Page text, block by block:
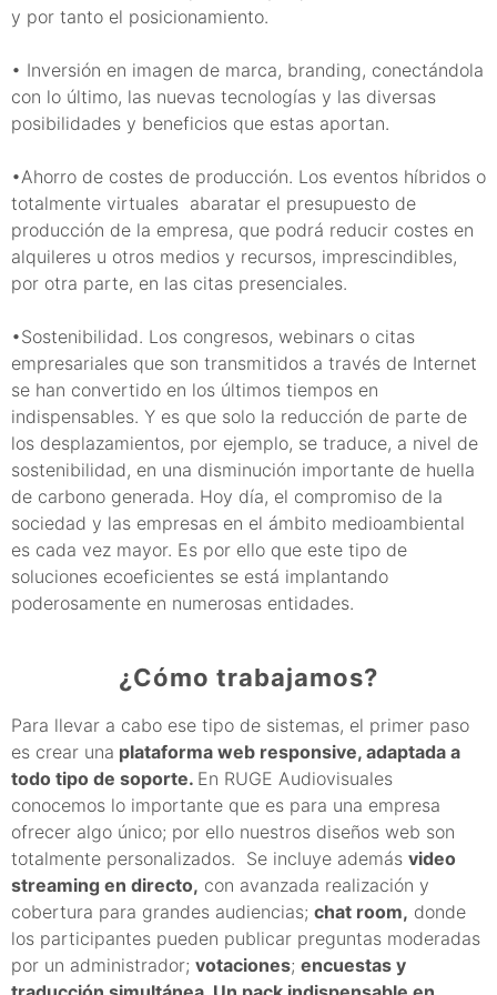
y por tanto el posicionamiento.
• Inversión en imagen de marca, branding, conectándola
con lo último, las nuevas tecnologías y las diversas
posibilidades y beneficios que estas aportan.
•Ahorro de costes de producción. Los eventos híbridos o
totalmente virtuales abaratar el presupuesto de
producción de la empresa, que podrá reducir costes en
alquileres u otros medios y recursos, imprescindibles,
por otra parte, en las citas presenciales.
•Sostenibilidad. Los congresos, webinars o citas
empresariales que son transmitidos a través de Internet
se han convertido en los últimos tiempos en
indispensables. Y es que solo la reducción de parte de
los desplazamientos, por ejemplo, se traduce, a nivel de
sostenibilidad, en una disminución importante de huella
de carbono generada. Hoy día, el compromiso de la
sociedad y las empresas en el ámbito medioambiental
es cada vez mayor. Es por ello que este tipo de
soluciones ecoeficientes se está implantando
poderosamente en numerosas entidades.
¿Cómo trabajamos?
Para llevar a cabo ese tipo de sistemas, el primer paso
es crear una plataforma web responsive, adaptada a
todo tipo de soporte. En RUGE Audiovisuales
conocemos lo importante que es para una empresa
ofrecer algo único; por ello nuestros diseños web son
totalmente personalizados. Se incluye además video
streaming en directo, con avanzada realización y
cobertura para grandes audiencias; chat room, donde
los participantes pueden publicar preguntas moderadas
por un administrador; votaciones; encuestas y